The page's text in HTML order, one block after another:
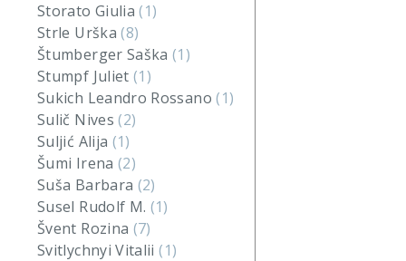
Storato Giulia(1)
Strle Urška(8)
Štumberger Saška(1)
Stumpf Juliet(1)
Sukich Leandro Rossano(1)
Sulič Nives(2)
Suljić Alija (1)
Šumi Irena (2)
Suša Barbara (2)
Susel Rudolf M. (1)
Švent Rozina (7)
Svitlychnyi Vitalii(1)